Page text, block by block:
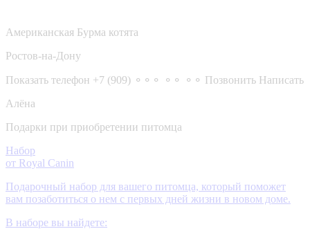
Американская Бурма котята
Ростов-на-Дону
Показать телефон +7 (909) ⚬⚬⚬ ⚬⚬ ⚬⚬ Позвонить Написать
Алёна
Подарки при приобретении питомца
Набор
от Royal Canin
Подарочный набор для вашего питомца, который поможет
вам позаботиться о нем с первых дней жизни в новом доме.
В наборе вы найдете: